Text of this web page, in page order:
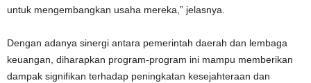
untuk mengembangkan usaha mereka,” jelasnya.
Dengan adanya sinergi antara pemerintah daerah dan lembaga
keuangan, diharapkan program-program ini mampu memberikan
dampak signifikan terhadap peningkatan kesejahteraan dan